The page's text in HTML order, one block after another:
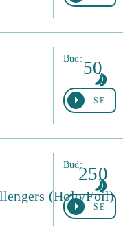
Bud: 50
SE
(Holo/Foil)
Bud:250
SE